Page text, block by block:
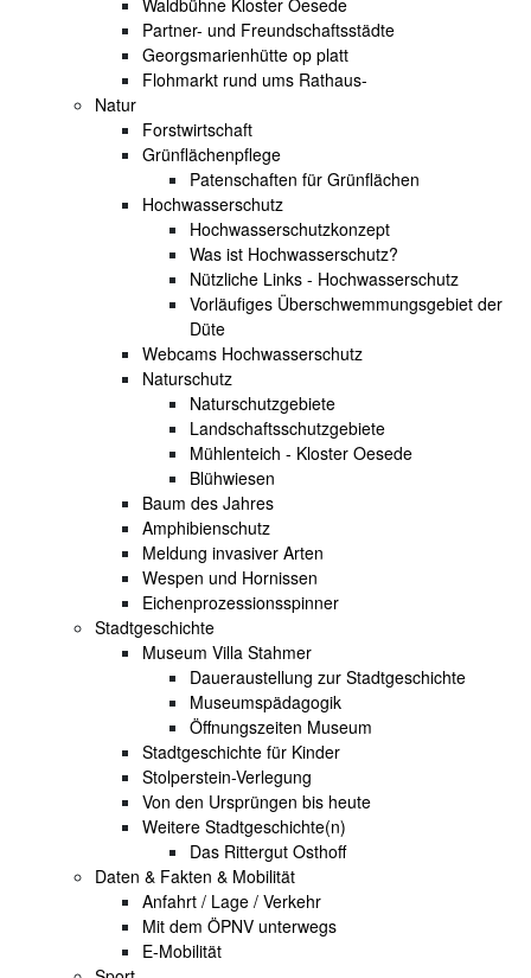
Waldbühne Kloster Oesede
Partner- und Freundschaftsstädte
Georgsmarienhütte op platt
Flohmarkt rund ums Rathaus-
Natur
Forstwirtschaft
Grünflächenpflege
Patenschaften für Grünflächen
Hochwasserschutz
Hochwasserschutzkonzept
Was ist Hochwasserschutz?
Nützliche Links - Hochwasserschutz
Vorläufiges Überschwemmungsgebiet der
Düte
Webcams Hochwasserschutz
Naturschutz
Naturschutzgebiete
Landschaftsschutzgebiete
Mühlenteich - Kloster Oesede
Blühwiesen
Baum des Jahres
Amphibienschutz
Meldung invasiver Arten
Wespen und Hornissen
Eichenprozessionsspinner
Stadtgeschichte
Museum Villa Stahmer
Daueraustellung zur Stadtgeschichte
Museumspädagogik
Öffnungszeiten Museum
Stadtgeschichte für Kinder
Stolperstein-Verlegung
Von den Ursprüngen bis heute
Weitere Stadtgeschichte(n)
Das Rittergut Osthoff
Daten & Fakten & Mobilität
Anfahrt / Lage / Verkehr
Mit dem ÖPNV unterwegs
E-Mobilität